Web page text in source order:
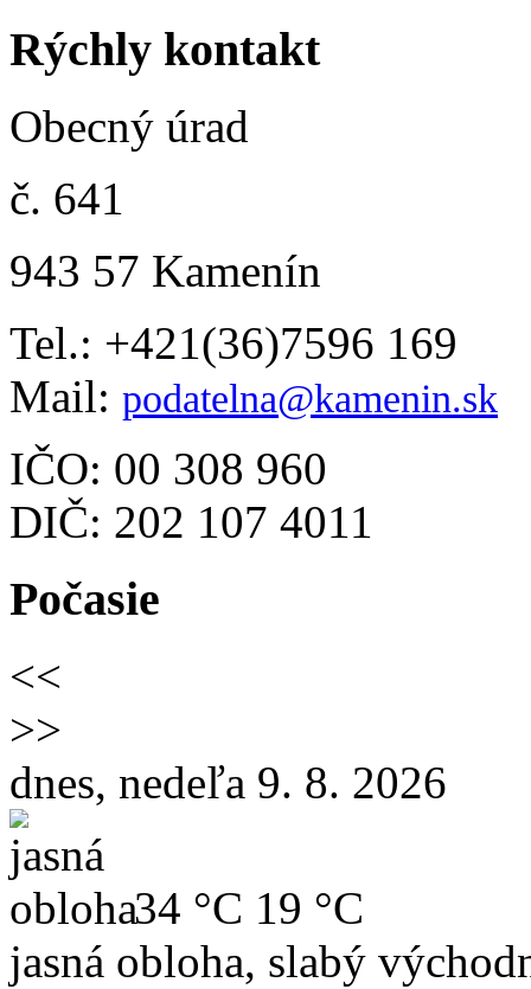
Rýchly kontakt
Obecný úrad
č. 641
943 57 Kamenín
Tel.: +421(36)7596 169
Mail: podatelna@kamenin.sk
IČO: 00 308 960
DIČ: 202 107 4011
Počasie
<<
>>
dnes, nedeľa 9. 8. 2026
34 °C 19 °C
jasná obloha, slabý